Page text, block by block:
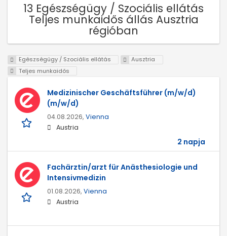
13 Egészségügy / Szociális ellátás
Teljes munkaidős állás Ausztria
régióban
Egészségügy / Szociális ellátás
Ausztria
Teljes munkaidős
Medizinischer Geschäftsführer (m/w/d)
(m/w/d)
04.08.2026, Vienna
Austria
2 napja
Fachärztin/arzt für Anästhesiologie und
Intensivmedizin
01.08.2026, Vienna
Austria